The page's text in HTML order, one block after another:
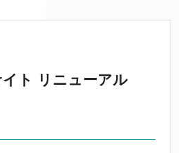
ト リニューアル